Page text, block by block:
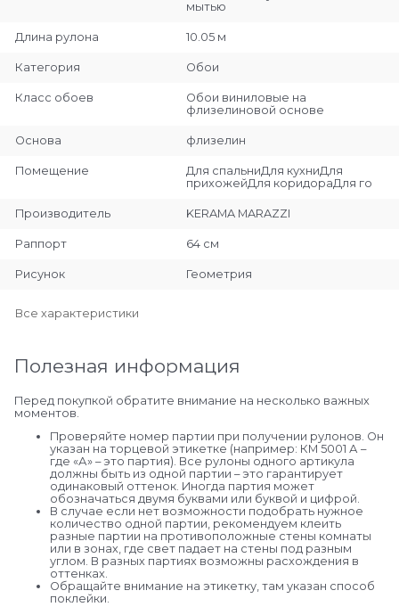
мытью
Длина рулона 10.05 м
Категория Обои
Класс обоев
Обои виниловые на
флизелиновой основе
Основа флизелин
Помещение
Для спальниДля кухниДля
прихожейДля коридораДля го
Производитель KERAMA MARAZZI
Раппорт 64 см
Рисунок Геометрия
Все характеристики
Полезная информация
Перед покупкой обратите внимание на несколько важных
моментов.
Проверяйте номер партии при получении рулонов. Он
указан на торцевой этикетке (например: КМ 5001 А –
где «А» – это партия). Все рулоны одного артикула
должны быть из одной партии – это гарантирует
одинаковый оттенок. Иногда партия может
обозначаться двумя буквами или буквой и цифрой.
В случае если нет возможности подобрать нужное
количество одной партии, рекомендуем клеить
разные партии на противоположные стены комнаты
или в зонах, где свет падает на стены под разным
углом. В разных партиях возможны расхождения в
оттенках.
Обращайте внимание на этикетку, там указан способ
поклейки.